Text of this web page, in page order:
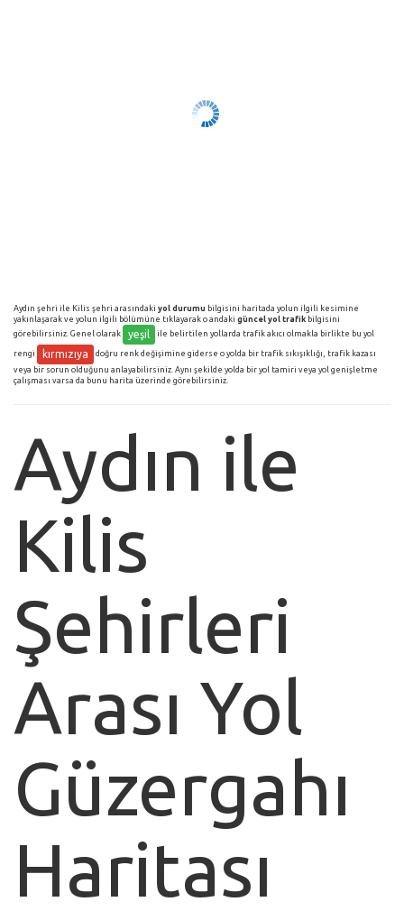
Aydın şehri ile Kilis şehri arasındaki yol durumu bilgisini haritada yolun ilgili kesimine
yakınlaşarak ve yolun ilgili bölümüne tıklayarak o andaki güncel yol trafik bilgisini
görebilirsiniz. Genel olarak
yeşil ile belirtilen yollarda trafik akıcı olmakla birlikte bu yol
rengi kırmızıya
doğru renk değişimine giderse o yolda bir trafik sıkışıklığı, trafik kazası
veya bir sorun olduğunu anlayabilirsiniz. Aynı şekilde yolda bir yol tamiri veya yol genişletme
çalışması varsa da bunu harita üzerinde görebilirsiniz.
Aydın ile
Kilis
Şehirleri
Arası Yol
Güzergahı
Haritası